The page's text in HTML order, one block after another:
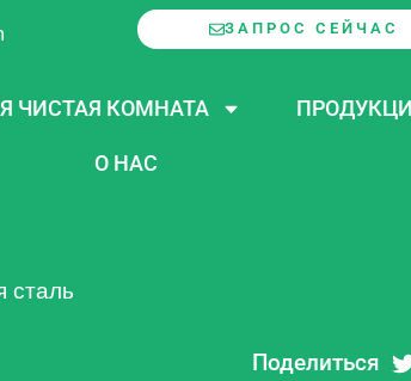
ЗАПРОС СЕЙЧАС
ЧИСТАЯ КОМНАТА
О НАС
сталь
Поделиться